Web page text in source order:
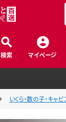
検索 マイページ
いくら・数の子・キャビ